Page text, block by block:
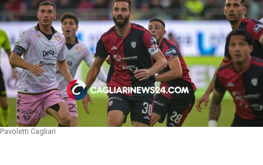
Pavoletti Cagliari